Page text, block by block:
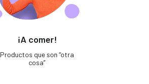
¡A comer!
Productos que son “otra
cosa”